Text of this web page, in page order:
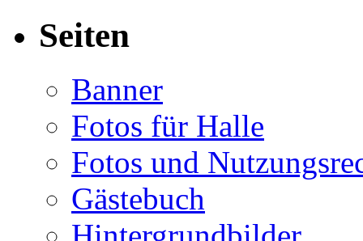
Seiten
Banner
Fotos für Halle
Fotos und
Gästebuch